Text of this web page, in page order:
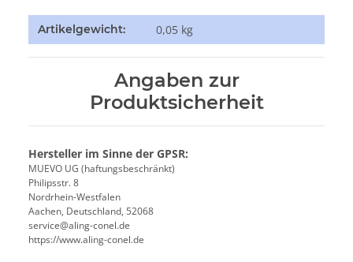
Produkteigenschaft
Wert
Artikelgewicht: 0,05 kg
Angaben zur
Produktsicherheit
Hersteller im Sinne der GPSR:
MUEVO UG (haftungsbeschränkt)
Philipsstr. 8
Nordrhein-Westfalen
Aachen, Deutschland, 52068
service@aling-conel.de
https://www.aling-conel.de